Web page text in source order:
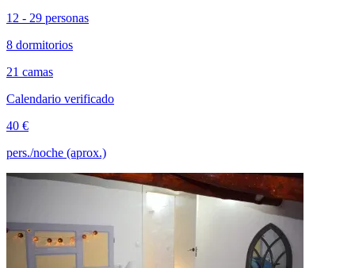
12 - 29 personas
8 dormitorios
21 camas
Calendario verificado
40 €
pers./noche (aprox.)